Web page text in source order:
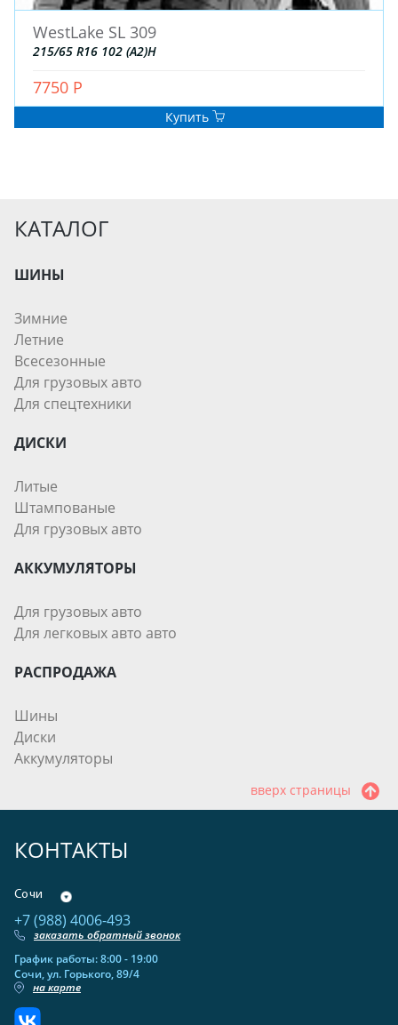
WestLake SL 309
215/65 R16 102 (A2)H
7750 Р
Купить
КАТАЛОГ
ШИНЫ
Зимние
Летние
Всесезонные
Для грузовых авто
Для спецтехники
ДИСКИ
Литые
Штампованые
Для грузовых авто
АККУМУЛЯТОРЫ
Для грузовых авто
Для легковых авто авто
РАСПРОДАЖА
Шины
Диски
Аккумуляторы
вверх страницы
КОНТАКТЫ
Сочи
+7 (988) 4006-493
заказать обратный звонок
График работы: 8:00 - 19:00
Сочи, ул. Горького, 89/4
на карте